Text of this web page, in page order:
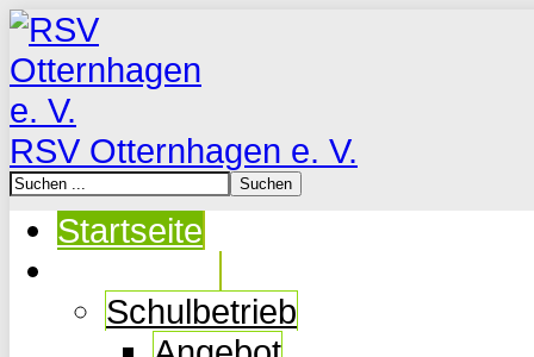
RSV Otternhagen e. V.
Startseite
Schulbetrieb